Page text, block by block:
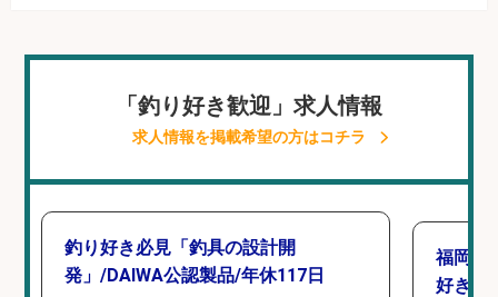
「釣り好き歓迎」求人情報
求人情報を掲載希望の方はコチラ
釣り好き必見「釣具の設計開
発」/DAIWA公認製品/年休117日
福岡/
好き歓